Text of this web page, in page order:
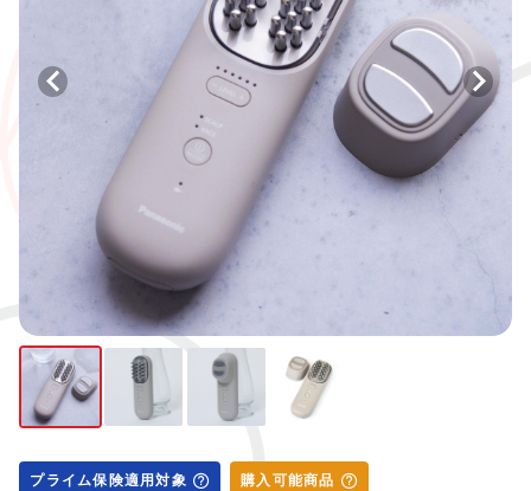
プライム保険適用対象 購入可能商品